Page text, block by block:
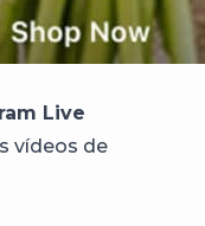
Live
vídeos de